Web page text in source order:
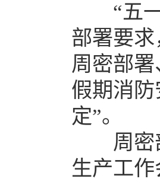
“五
部署要
周密部
假期消
定”。
周密部
生产工